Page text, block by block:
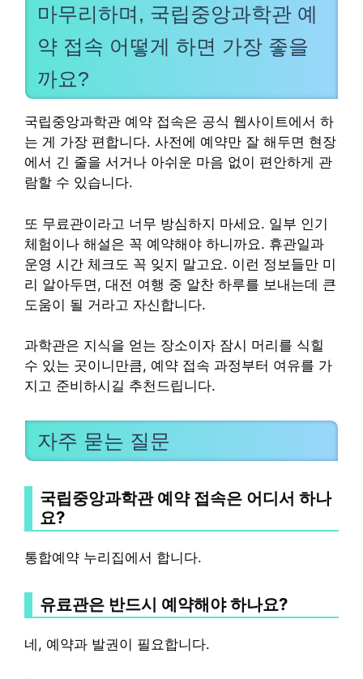
마무리하며, 국립중앙과학관 예
약 접속 어떻게 하면 가장 좋을
까요?
국립중앙과학관 예약 접속은 공식 웹사이트에서 하
는 게 가장 편합니다. 사전에 예약만 잘 해두면 현장
에서 긴 줄을 서거나 아쉬운 마음 없이 편안하게 관
람할 수 있습니다.
또 무료관이라고 너무 방심하지 마세요. 일부 인기
체험이나 해설은 꼭 예약해야 하니까요. 휴관일과
운영 시간 체크도 꼭 잊지 말고요. 이런 정보들만 미
리 알아두면, 대전 여행 중 알찬 하루를 보내는데 큰
도움이 될 거라고 자신합니다.
과학관은 지식을 얻는 장소이자 잠시 머리를 식힐
수 있는 곳이니만큼, 예약 접속 과정부터 여유를 가
지고 준비하시길 추천드립니다.
자주 묻는 질문
국립중앙과학관 예약 접속은 어디서 하나
요?
통합예약 누리집에서 합니다.
유료관은 반드시 예약해야 하나요?
네, 예약과 발권이 필요합니다.